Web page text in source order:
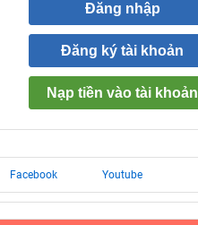
Đăng nhập
Đăng ký tài khoản
Nạp tiền vào tài khoản
Facebook Youtube